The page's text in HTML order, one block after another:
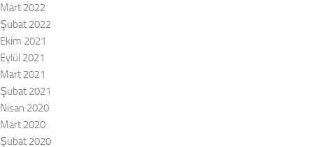
Mart 2022
Şubat 2022
Ekim 2021
Eylül 2021
Mart 2021
Şubat 2021
Nisan 2020
Mart 2020
Şubat 2020